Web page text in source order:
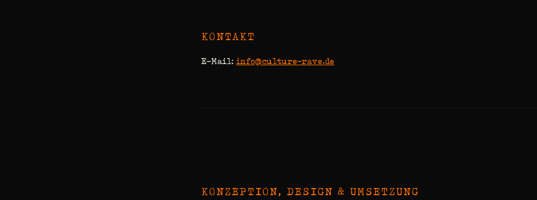
KONTAKT
E-Mail: info@culture-rave.de
KONZEPTION, DESIGN & UMSETZUNG